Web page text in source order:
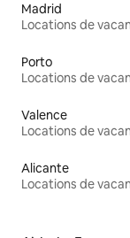
Madrid
Locations de
Porto
Locations de
Valence
Locations de
Alicante
Locations de